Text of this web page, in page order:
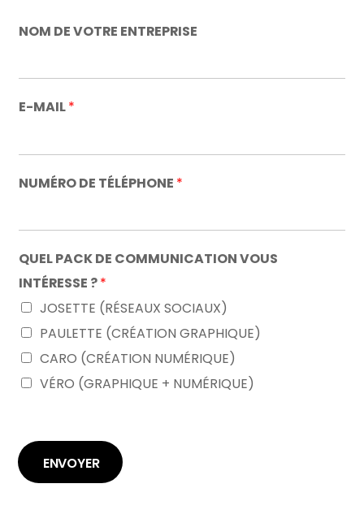
NOM DE VOTRE ENTREPRISE
E-MAIL*
NUMÉRO DE TÉLÉPHONE *
QUEL PACK DE COMMUNICATION VOUS
INTÉRESSE ?*
JOSETTE (RÉSEAUX SOCIAUX)
PAULETTE (CRÉATION GRAPHIQUE)
CARO (CRÉATION NUMÉRIQUE)
VÉRO (GRAPHIQUE + NUMÉRIQUE)
ENVOYER